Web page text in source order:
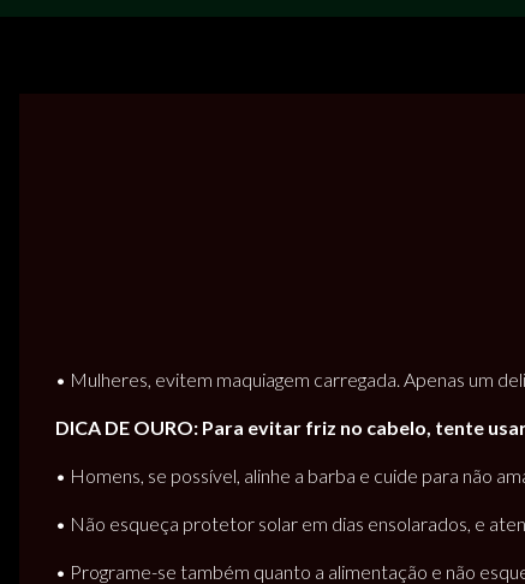
• Mulheres, evitem maquiagem carregada. Apenas um
DICA DE OURO: Para evitar friz no cabelo, tente
• Homens, se possível, alinhe a barba e cuide para não
• Não esqueça protetor solar em dias ensolarados, e
• Programe-se também quanto a alimentação e não